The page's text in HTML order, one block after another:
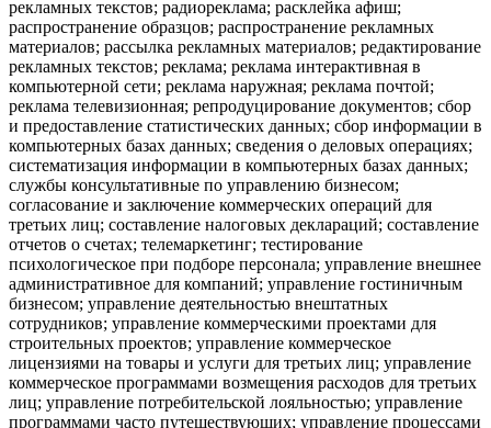
рекламных текстов; радиореклама; расклейка афиш;
распространение образцов; распространение рекламных
материалов; рассылка рекламных материалов; редактирование
рекламных текстов; реклама; реклама интерактивная в
компьютерной сети; реклама наружная; реклама почтой;
реклама телевизионная; репродуцирование документов; сбор
и предоставление статистических данных; сбор информации в
компьютерных базах данных; сведения о деловых операциях;
систематизация информации в компьютерных базах данных;
службы консультативные по управлению бизнесом;
согласование и заключение коммерческих операций для
третьих лиц; составление налоговых деклараций; составление
отчетов о счетах; телемаркетинг; тестирование
психологическое при подборе персонала; управление внешнее
административное для компаний; управление гостиничным
бизнесом; управление деятельностью внештатных
сотрудников; управление коммерческими проектами для
строительных проектов; управление коммерческое
лицензиями на товары и услуги для третьих лиц; управление
коммерческое программами возмещения расходов для третьих
лиц; управление потребительской лояльностью; управление
программами часто путешествующих; управление процессами